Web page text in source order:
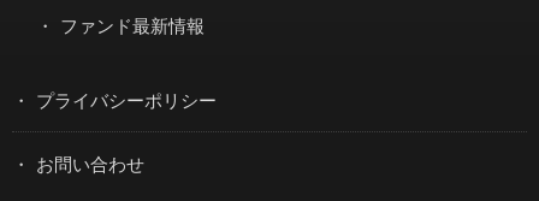
ファンド最新情報
プライバシーポリシー
お問い合わせ